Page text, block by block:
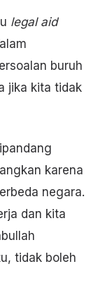
legal aid
buruh
jika kita tidak
karena
negara.
dan kita
tidak boleh